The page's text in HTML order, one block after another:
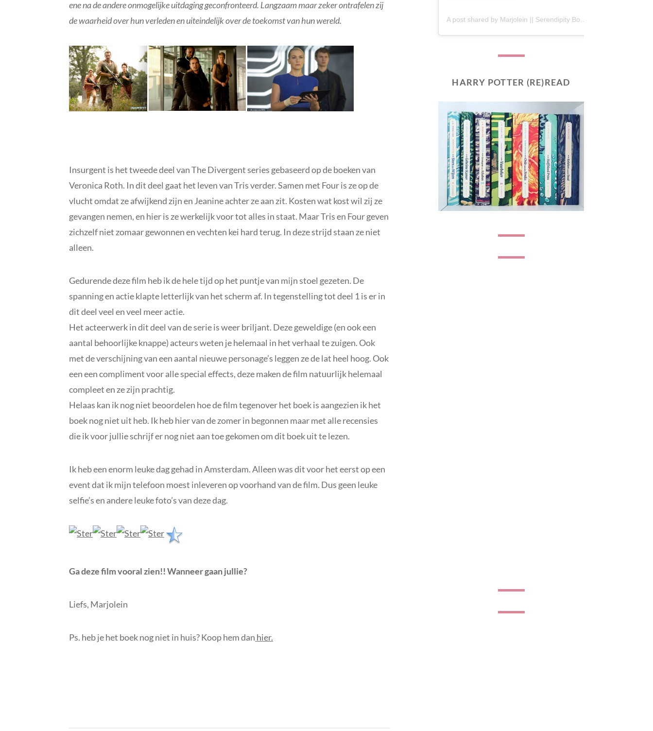
ene na de andere onmogelijke uitdaging geconfronteerd. Langzaam maar zeker ontrafelen zij
de waarheid over hun verleden en uiteindelijk over de toekomst van hun wereld.
Insurgent is het tweede deel van The Divergent series gebaseerd op de boeken van
Veronica Roth. In dit deel gaat het leven van Tris verder. Samen met Four is ze op de
vlucht omdat ze afwijkend zijn en Jeanine achter ze aan zit. Kosten wat kost wil zij ze
gevangen nemen, en hier is ze werkelijk voor tot alles in staat. Maar Tris en Four geven
zichzelf niet zomaar gewonnen en vechten kei hard terug. In deze strijd staan ze niet
alleen.
Gedurende deze film heb ik de hele tijd op het puntje van mijn stoel gezeten. De
spanning en actie klapte letterlijk van het scherm af. In tegenstelling tot deel 1 is er in
dit deel veel en veel meer actie.
Het acteerwerk in dit deel van de serie is weer briljant. Deze geweldige (en ook een
aantal behoorlijke knappe) acteurs weten je helemaal in het verhaal te zuigen. Ook
met de verschijning van een aantal nieuwe personage’s leggen ze de lat heel hoog. Ook
een een compliment voor alle special effects, deze maken de film natuurlijk helemaal
compleet en ze zijn prachtig.
Helaas kan ik nog niet beoordelen hoe de film tegenover het boek is aangezien ik het
boek nog niet uit heb. Ik heb hier van de zomer in begonnen maar met alle recensies
die ik voor jullie schrijf er nog niet aan toe gekomen om dit boek uit te lezen.
Ik heb een enorm leuke dag gehad in Amsterdam. Alleen was dit voor het eerst op een
event dat ik mijn telefoon moest inleveren op voorhand van de film. Dus geen leuke
selfie’s en andere leuke foto’s van deze dag.
Ga deze film vooral zien!! Wanneer gaan jullie?
Liefs, Marjolein
Ps. heb je het boek nog niet in huis? Koop hem dan hier.
HARRY POTTER (RE)READ